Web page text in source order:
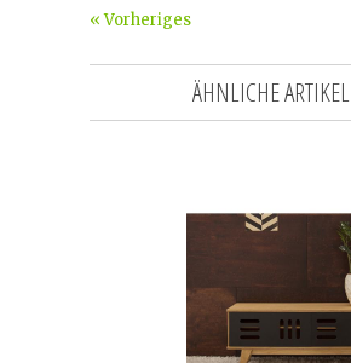
« Vorheriges
ÄHNLICHE ARTIKEL